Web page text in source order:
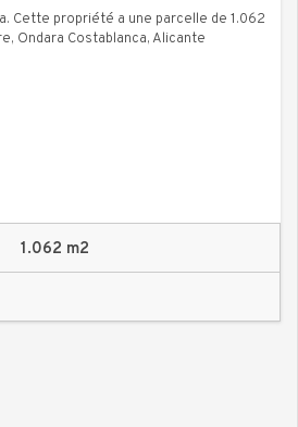
Cette propriété a une parcelle de 1.062
Ondara Costablanca, Alicante
1.062 m2